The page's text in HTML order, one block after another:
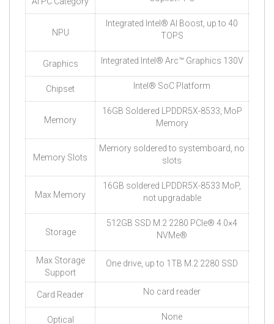
NPU
Integrated Intel® AI Boost, up to 40
TOPS
Graphics Integrated Intel® Arc™ Graphics 130V
Chipset Intel® SoC Platform
Memory
16GB Soldered LPDDR5X-8533, MoP
Memory
Memory Slots
Memory soldered to systemboard, no
slots
Max Memory
16GB soldered LPDDR5X-8533 MoP,
not upgradable
Storage
512GB SSD M.2 2280 PCIe® 4.0×4
NVMe®
Max Storage
Support
One drive, up to 1TB M.2 2280 SSD
Card Reader No card reader
Optical None